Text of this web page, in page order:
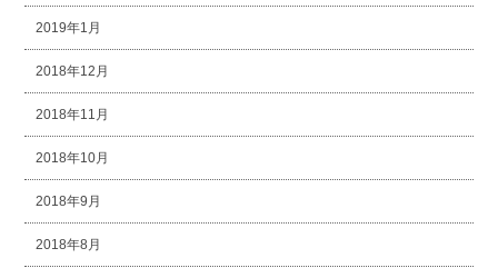
2019年1月
2018年12月
2018年11月
2018年10月
2018年9月
2018年8月